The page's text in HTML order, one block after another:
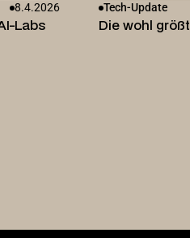
8.4.2026
Labs
Tech-Update
Die wohl